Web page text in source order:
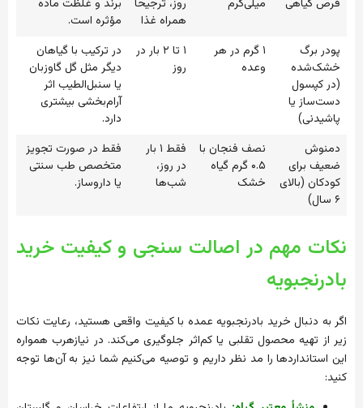
قرص گیاهی میلی‌گرم
روز، ترجیحاً
همراه غذا
برند و غلظت ماده
مؤثره است.
پودر برگ
خشک‌شده
(در کپسول
دست‌ساز یا
پاشیدنی)
۱ گرم در هر
وعده
۱ تا ۲ بار در
روز
در ترکیب با گیاهان
دیگر مثل گل گاوزبان
یا سنبل‌الطیب اثر
آرام‌بخشی بیشتری
دارد.
دمنوش
ضعیف برای
کودکان (بالای
۶ سال)
نصف فنجان با
۰.۵ گرم گیاه
خشک
فقط ۱ بار
در روز،
شب‌ها
فقط در صورت تجویز
متخصص طب سنتی
یا داروساز.
نکات مهم در اصالت سنجی و کیفیت خرید
بادرنجبویه
اگر به دنبال خرید بادرنجبویه عمده با کیفیت واقعی هستید، رعایت نکات
زیر از تهیه محصول تقلبی یا کم‌اثر جلوگیری می‌کند. در نیازهرب همواره
این استانداردها را مد نظر داریم و توصیه می‌کنیم شما نیز به آن‌ها توجه
کنید: